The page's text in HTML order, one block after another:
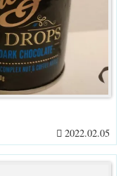
2022.02.05